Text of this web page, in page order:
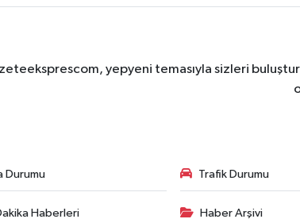
yepyeni temasıyla sizleri
Durumu Trafik Durumu
Haberleri Haber Arşivi